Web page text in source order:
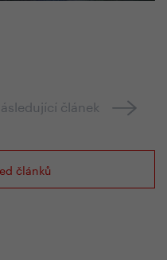
článek
článků